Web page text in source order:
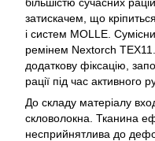
затискачем, що
і систем MOLLE.
ремінем Nextorch
додаткову фіксацію,
рації під час активного
До складу матеріалу
скловолокна. Тканина
несприйнятлива до